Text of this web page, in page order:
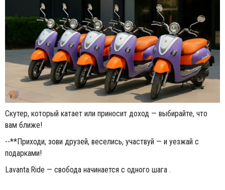
Скутер, который катает или приносит доход — выбирайте, что
вам ближе!
--**Приходи, зови друзей, веселись, участвуй — и уезжай с
подарками!
Lavanta.Ride — свобода начинается с одного шага .